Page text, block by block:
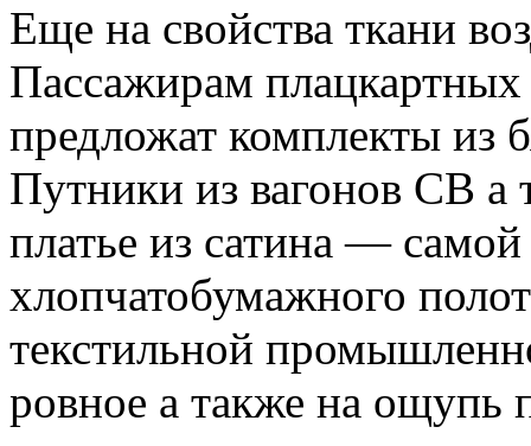
Еще на свойства ткани
Пассажирам
предложат комплекты из
Путники из вагонов СВ а
платье из сатина —
хлопчатобумажного
текстильной
ровное а также на ощупь